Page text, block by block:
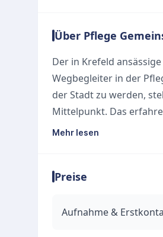
Über Pflege
Der in Krefeld
Wegbegleiter in der
der Stadt zu werden,
Mittelpunkt. Das
Pflegedienstleiter
Als spezialisierter
Kernkompetenzen
Mehr lesen
Preise
Aufnahme &